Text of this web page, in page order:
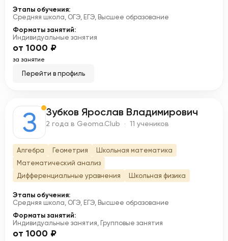
Этапы обучения:
Средняя школа, ОГЭ, ЕГЭ, Высшее образование
Форматы занятий:
Индивидуальные занятия
от 1000 ₽
за занятие
Перейти в профиль
З Зубков Ярослав Владимирович
2 года в Geoma.Club · 11 учеников
Алгебра Геометрия
Школьная математика
Математический анализ
Дифференциальные уравнения
Школьная физика
Этапы обучения:
Средняя школа, ОГЭ, ЕГЭ, Высшее образование
Форматы занятий:
Индивидуальные занятия, Групповые занятия
от 1000 ₽